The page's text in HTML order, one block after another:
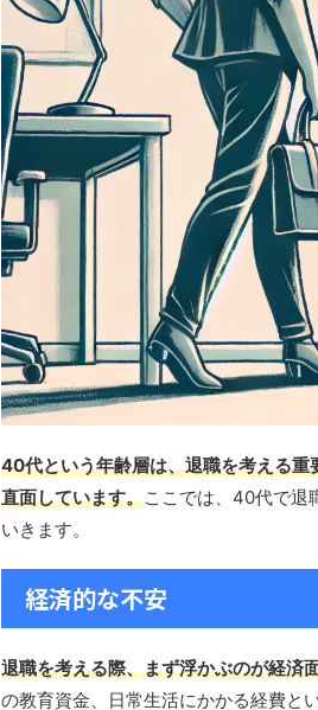
40代という年齢層は、退職を考える
直面しています。ここでは、40代で退
いきます。
経済的な不安
退職を考える際、まず浮かぶのが経済
の教育資金、日常生活にかかる経費と